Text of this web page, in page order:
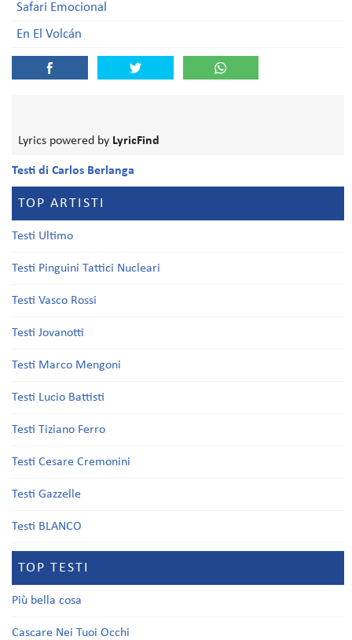
Safari Emocional
En El Volcán
Lyrics powered by LyricFind
Testi di Carlos Berlanga
TOP ARTISTI
Testi Ultimo
Testi Pinguini Tattici Nucleari
Testi Vasco Rossi
Testi Jovanotti
Testi Marco Mengoni
Testi Lucio Battisti
Testi Tiziano Ferro
Testi Cesare Cremonini
Testi Gazzelle
Testi BLANCO
TOP TESTI
Più bella cosa
Cascare Nei Tuoi Occhi